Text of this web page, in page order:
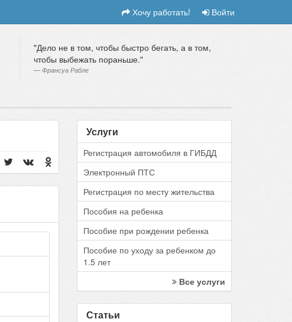
Хочу работать! Войти
Дело не в том, чтобы быстро бегать, а в том,
чтобы выбежать пораньше.
Франсуа Рабле
Услуги
Регистрация автомобиля в ГИБДД
Электронный ПТС
Регистрация по месту жительства
Пособия на ребенка
Пособие при рождении ребенка
Пособие по уходу за ребенком до
1.5 лет
Все услуги
Статьи